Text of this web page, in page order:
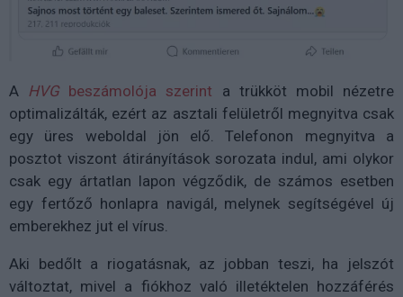
A HVGbeszámolója szerint a trükköt mobil nézetre
optimalizálták, ezért az asztali felületről megnyitva csak
egy üres weboldal jön elő. Telefonon megnyitva a
posztot viszont átirányítások sorozata indul, ami olykor
csak egy ártatlan lapon végződik, de számos esetben
egy fertőző honlapra navigál, melynek segítségével új
emberekhez jut el vírus.
Aki bedőlt a riogatásnak, az jobban teszi, ha jelszót
változtat, mivel a fiókhoz való illetéktelen hozzáférés